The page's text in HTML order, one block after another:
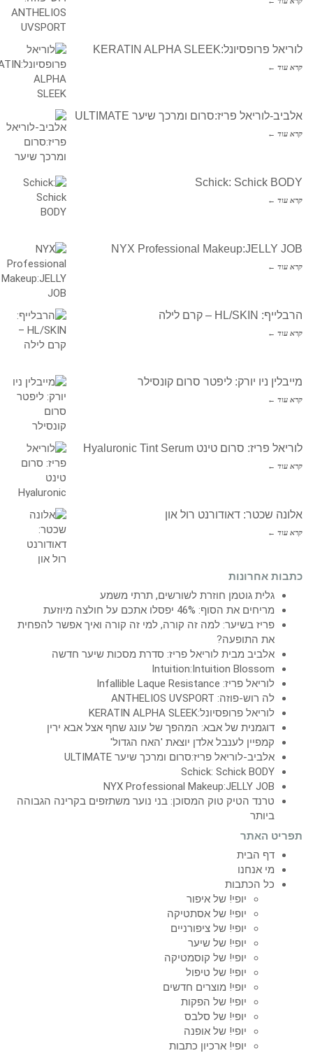
לוריאל פרופסיונל:KERATIN ALPHA SLEEK
קרא עוד ←
אלביב-לוריאל פריז:סרום ומרכך שיער ULTIMATE
קרא עוד ←
Schick: Schick BODY
קרא עוד ←
NYX Professional Makeup:JELLY JOB
קרא עוד ←
הרבלייף: HL/SKIN – קרם לילה
קרא עוד ←
מייבלין ניו יורק: ליפטר סרום קונסילר
קרא עוד ←
לוריאל פריז: סרום טינט Hyaluronic Tint Serum
קרא עוד ←
אלונה שכטר: דאודורנט רול און
קרא עוד ←
כתבות אחרונות
גלית גוטמן חוזרת לשורשים, תרתי משמע
מריחים את הסוף: 46% יפסלו אתכם על חולצה מיוזעת
פריז בשיער: למה זה קורה, למי זה קורה ואיך אפשר להפחית
את התופעה?
אלביב מבית לוריאל פריז: סדרת מסכות שיער חדשה
Intuition:Intuition Blossom
לוריאל פריז: Infallible Laque Resistance
לה רוש-פוזה: ANTHELIOS UVSPORT
לוריאל פרופסיונל:KERATIN ALPHA SLEEK
דוגמנית של אבא: המהפך של עונג שחף אצל אבא ירין
קמפיין לענבל אלדן יוצאת 'האח הגדול'
אלביב-לוריאל פריז:סרום ומרכך שיער ULTIMATE
Schick: Schick BODY
NYX Professional Makeup:JELLY JOB
טרנד הטיק טוק המסוכן: בני נוער משתזפים בקרינה הגבוהה
ביותר
תפריט האתר
דף הבית
מי אנחנו
כל הכתבות
יופי! של איפור
יופי! של אסתטיקה
יופי! של ציפורניים
יופי! של שיער
יופי! של קוסמטיקה
יופי! של טיפול
יופי! מוצרים חדשים
יופי! של הפקות
יופי! של סלבס
יופי! של אופנה
יופי! ארכיון כתבות